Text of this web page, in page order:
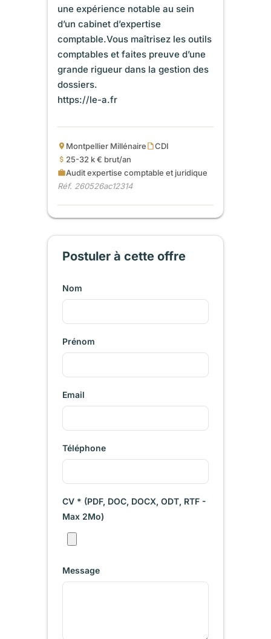
une expérience notable au sein
d’un cabinet d’expertise
comptable.Vous maîtrisez les outils
comptables et faites preuve d’une
grande rigueur dans la gestion des
dossiers.
https://le-a.fr
Montpellier Millénaire
CDI
25-32 k € brut/an
Audit expertise comptable et juridique
Réf. 260526ac12314
Postuler à cette offre
Nom
Prénom
Email
Téléphone
CV * (PDF, DOC, DOCX, ODT, RTF -
Max 2Mo)
Message